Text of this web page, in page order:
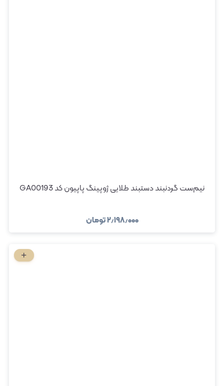
نیم‌ست گردنبند دستبند طلایی ژوپینگ پاپیون کد GA00193
۲٫۱۹۸٫۰۰۰تومان